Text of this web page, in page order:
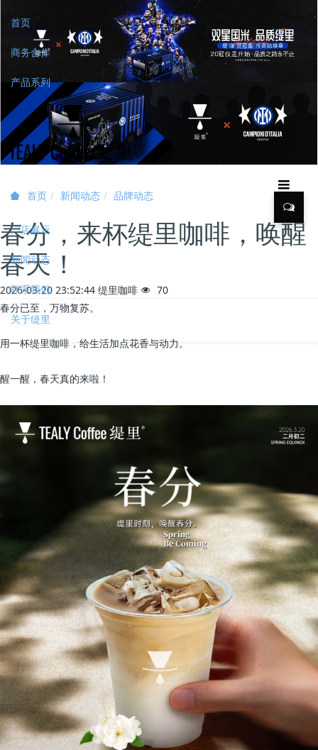
首页
商务合作
产品系列
门店展示
新闻动态
联系我们
关于缇里
首页 新闻动态 品牌动态
春分，来杯缇里咖啡，唤醒
春天！
2026-03-20 23:52:44 缇里咖啡
70
春分已至，万物复苏。
用一杯缇里咖啡，给生活加点花香与动力。
醒一醒，春天真的来啦！